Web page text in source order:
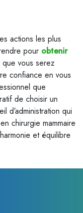
actions les plus
pour obtenir
vous serez
confiance en vous
que
de choisir un
d’administration qui
chirurgie mammaire
et équilibre